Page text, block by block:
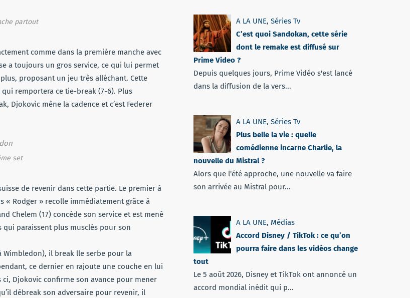
partout
comme dans la première manche avec
a toujours un gros service, ce qui lui permet
proposant un jeu très alléchant. Cette
qui remportera ce tie-break (7-6). Plus
Djokovic mène la cadence et c’est Federer
set
de revenir dans cette partie. Le premier à
« Rodger » recolle immédiatement grâce à
Chelem (17) concède son service et est mené
paraissent plus musclés pour son
Wimbledon), il break lle serbe pour la
ce dernier en rajoute une couche en lui
Djokovic confirme son avance pour mener
débreak son adversaire pour revenir, il
A LA UNE, Séries Tv
C’est quoi Sandokan, cette série
dont le remake est diffusé sur
Prime Video ?
Depuis quelques jours, Prime Vidéo s'est lancé
dans la diffusion de la vers...
A LA UNE, Séries Tv
Plus belle la vie : quelle
comédienne incarne Charlie, la
nouvelle du Mistral ?
Alors que l'été approche, une nouvelle va faire
son arrivée au Mistral pour...
A LA UNE, Médias
Accord Disney / TikTok : ce qu’on
pourra faire dans les vidéos change
tout
Le 5 août 2026, Disney et TikTok ont annoncé un
accord mondial inédit qui p...